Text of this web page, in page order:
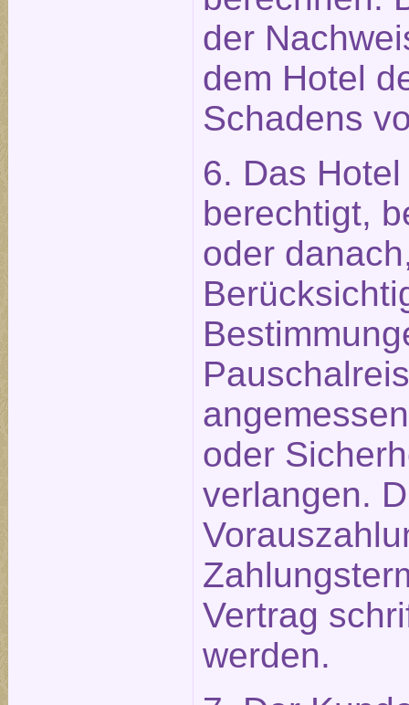
der
dem Hotel
Schadens
6. Das
berechtigt,
oder
oder
verlangen.
Vertrag
werden.